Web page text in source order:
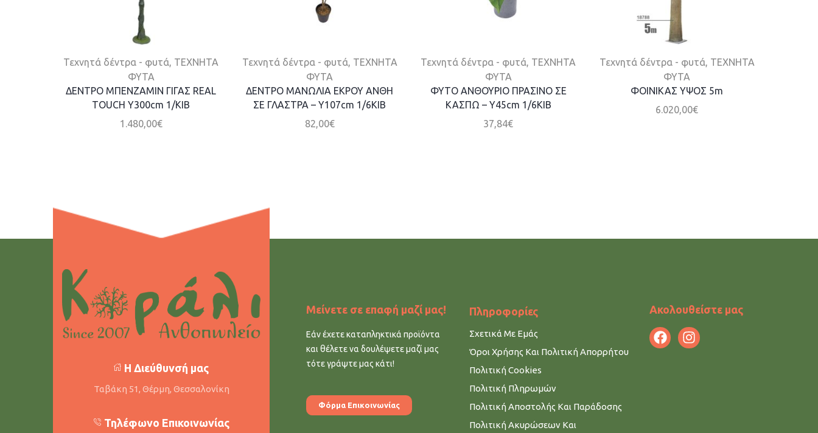
Τεχνητά δέντρα - φυτά, ΤΕΧΝΗΤΑ
ΦΥΤΑ
ΔΕΝΤΡΟ ΜΠΕΝΖΑΜΙΝ ΓΙΓΑΣ REAL
TOUCH Υ300cm 1/ΚΙΒ
1.480,00€
Τεχνητά δέντρα - φυτά, ΤΕΧΝΗΤΑ
ΦΥΤΑ
ΔΕΝΤΡΟ ΜΑΝΩΛΙΑ ΕΚΡΟΥ ΑΝΘΗ
ΣΕ ΓΛΑΣΤΡΑ – Y107cm 1/6KIB
82,00€
Τεχνητά δέντρα - φυτά, ΤΕΧΝΗΤΑ
ΦΥΤΑ
ΦΥΤΟ ΑΝΘΟΥΡΙΟ ΠΡΑΣΙΝΟ ΣΕ
ΚΑΣΠΩ – Y45cm 1/6KIB
37,84€
Τεχνητά δέντρα - φυτά, ΤΕΧΝΗΤΑ
ΦΥΤΑ
ΦΟΙΝΙΚΑΣ ΥΨΟΣ 5m
6.020,00€
Η Διεύθυνσή μας
Ταβάκη 51, Θέρμη, Θεσσαλονίκη
Τηλέφωνο Επικοινωνίας
Μείνετε σε επαφή μαζί μας!
Εάν έχετε καταπληκτικά προϊόντα
και θέλετε να δουλέψετε μαζί μας
τότε γράψτε μας κάτι!
Φόρμα Επικοινωνίας
Πληροφορίες
Σχετικά Με Εμάς
Όροι Χρήσης Και Πολιτική Απορρήτου
Πολιτική Cookies
Πολιτική Πληρωμών
Πολιτική Αποστολής Και Παράδοσης
Πολιτική Ακυρώσεων Και
Ακολουθείστε μας